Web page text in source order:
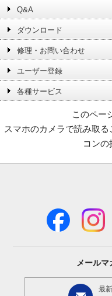
Q&A
ダウンロード
修理・お問い合わせ
ユーザー登録
各種サービス
このペー
スマホのカメラで読み取
コンの
メールマ
最